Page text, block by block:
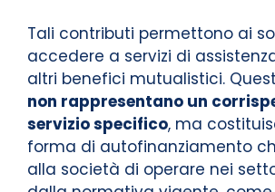
Tali contributi permettono ai
accedere a servizi di
altri benefici mutualistici.
non rappresentano un
servizio specifico, ma
forma di autofinanziamento
alla società di operare nei